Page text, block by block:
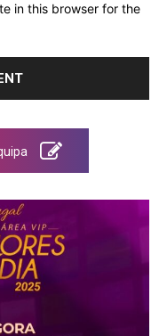
in this browser for the